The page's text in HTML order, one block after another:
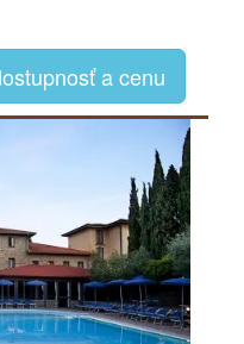
a cenu